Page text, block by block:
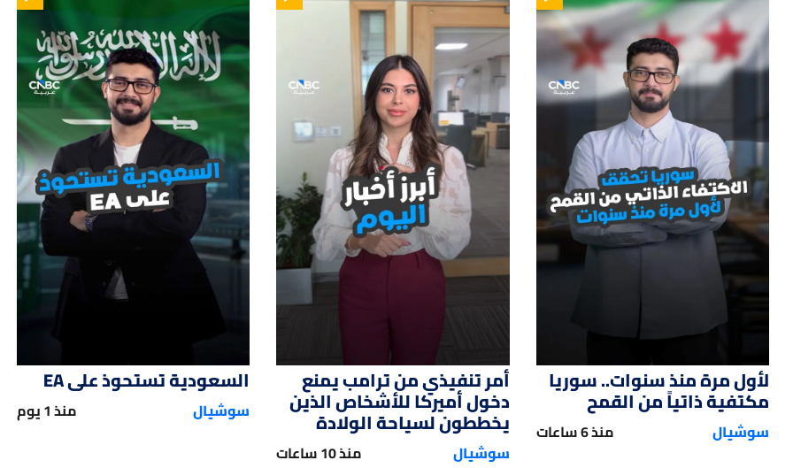
01:33
لأول مرة منذ سنوات.. سوريا
مكتفية ذاتياً من القمح
سوشيال منذ 6 ساعات
01:14
أمر تنفيذي من ترامب يمنع
دخول أميركا للأشخاص الذين
يخططون لسياحة الولادة
سوشيال منذ 10 ساعات
01:12
السعودية تستحوذ على EA
سوشيال منذ 1 يوم